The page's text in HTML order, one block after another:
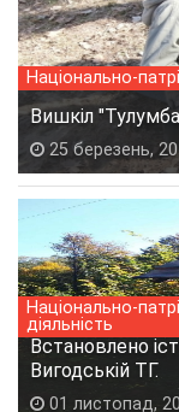
Національно-
Вишкіл
25 березень,
Національно-
діяльність
Встановлено
Вигодській ТГ.
01 листопад,